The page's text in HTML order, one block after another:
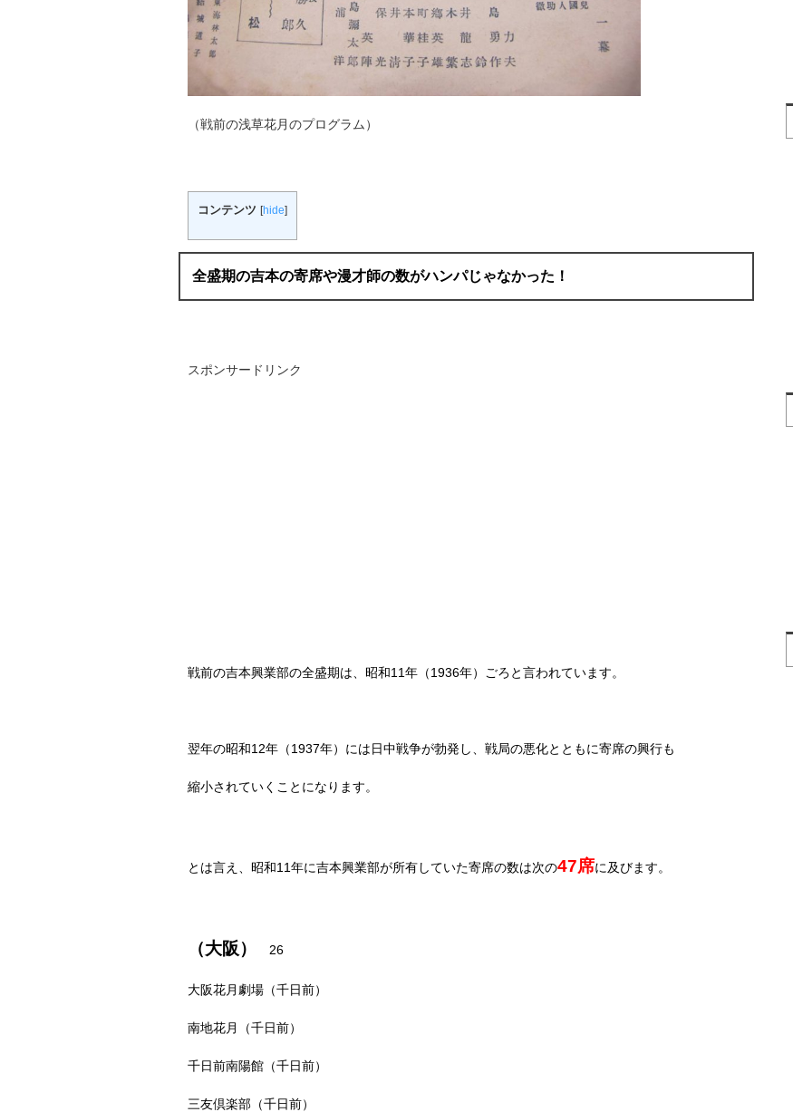
（戦前の浅草花月のプログラム）
コンテンツ [hide]
全盛期の吉本の寄席や漫才師の数がハンパじゃなかった！
スポンサードリンク
戦前の吉本興業部の全盛期は、昭和11年（1936年）ごろと言われています。
翌年の昭和12年（1937年）には日中戦争が勃発し、戦局の悪化とともに寄席の興行も
縮小されていくことになります。
とは言え、昭和11年に吉本興業部が所有していた寄席の数は次の47席に及びます。
（大阪） 26
大阪花月劇場（千日前）
南地花月（千日前）
千日前南陽館（千日前）
三友倶楽部（千日前）